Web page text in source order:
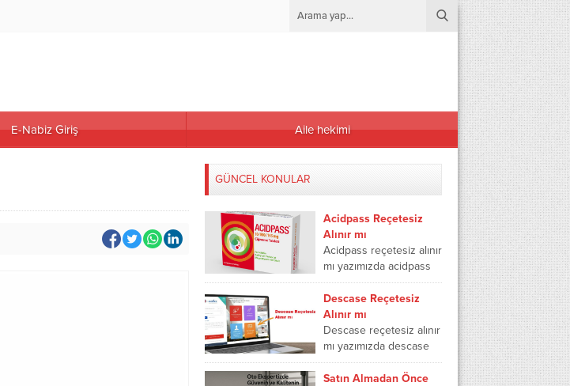
E-Nabiz Giriş Aile hekimi
GÜNCEL KONULAR
Acidpass Reçetesiz
Alınır mı
Acidpass reçetesiz alınır
mı yazımızda acidpass
reçetesiz satılır mı,
acidpass hamilelikte
kullanılır mı, acidpass
mide bulantısına iyi gelir
mi ve...
Descase Reçetesiz
Alınır mı
Descase reçetesiz alınır
mı yazımızda descase
ilacı ne için kullanılır,
descase reçetesiz satılır
Satın Almadan Önce